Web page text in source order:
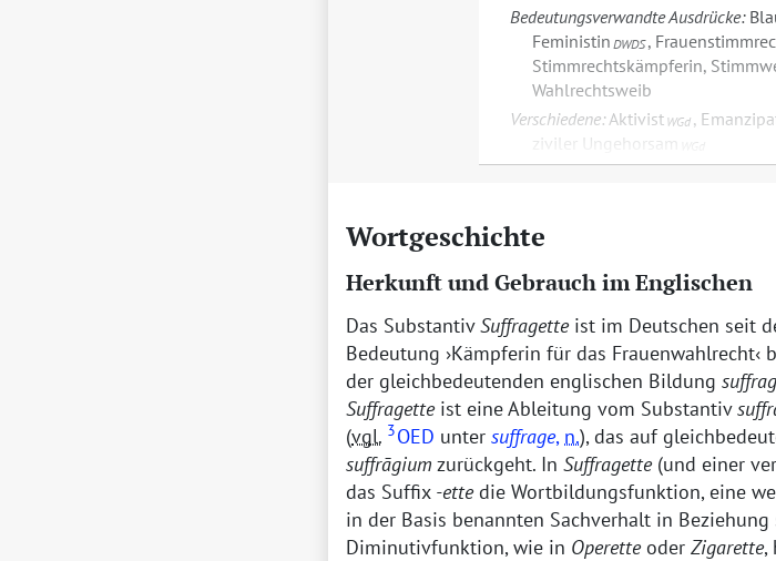
Bedeutungsverwandte Ausdrücke:
Feministin DWDS,
Stimmrechtskämpferin,
Wahlrechtsweib
Verschiedene:Aktivist WGd ,
ziviler Ungehorsam
Wortgeschichte
Herkunft und Gebrauch im Englischen
Das SubstantivSuffragetteist im Deutschen seit
Bedeutung Kämpferin für das Frauenwahlrecht
der gleichbedeutenden englischen Bildung
Suffragetteist eine Ableitung vom Substantiv
(vgl. 3OED untersuffrage, n.), das auf
suffrāgium zurückgeht. In Suffragette(und einer
das Suffix -ettedie Wortbildungsfunktion, eine
in der Basis benannten Sachverhalt in Beziehung
Diminutivfunktion, wie in Operetteoder Zigarette,